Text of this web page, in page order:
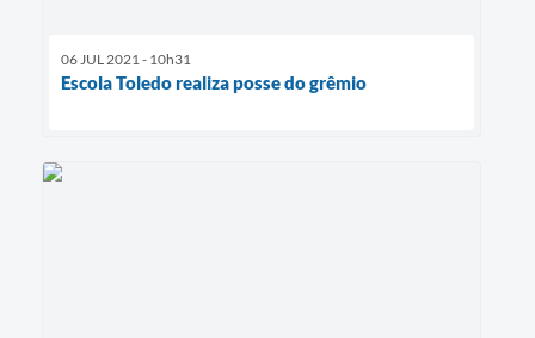
06 JUL 2021 - 10h31
Escola Toledo realiza posse do grêmio